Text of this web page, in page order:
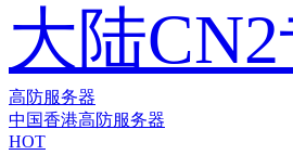
大陆
高防服务器
中国香港高防服务器
HOT